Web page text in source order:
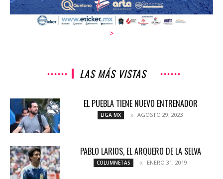
>
LAS MÁS VISTAS
EL PUEBLA TIENE NUEVO ENTRENADOR
LIGA MX AGOSTO 29, 2023
PABLO LARIOS, EL ARQUERO DE LA SELVA
COLUMNETAS ENERO 31, 2019